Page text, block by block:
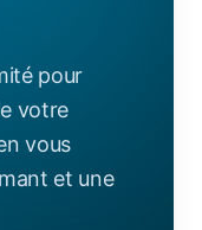
pour
votre
vous
et une